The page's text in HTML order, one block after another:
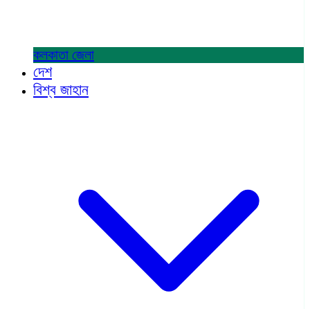
কলকাতা জেলা
দেশ
বিশ্ব জাহান